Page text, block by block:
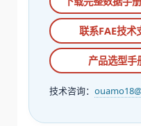
联系FAE技术
产品选型手
技术咨询：